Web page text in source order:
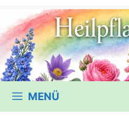
MENÜ